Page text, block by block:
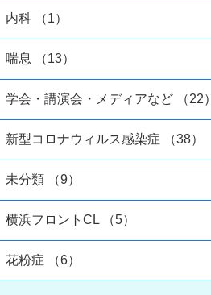
内科 （1）
喘息 （13）
学会・講演会・メディアなど （22）
新型コロナウィルス感染症 （38）
未分類 （9）
横浜フロントCL （5）
花粉症 （6）